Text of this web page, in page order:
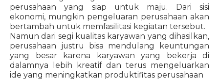
perusahaan yang siap untuk maju. Dari sisi
ekonomi, mungkin pengeluaran perusahaan akan
bertambah untuk memfasilitasi kegiatan tersebut.
Namun dari segi kualitas karyawan yang dihasilkan,
perusahaan justru bisa mendulang keuntungan
yang besar karena karyawan yang bekerja di
dalamnya lebih kreatif dan terus mengeluarkan
ide yang meningkatkan produktifitas perusahaan